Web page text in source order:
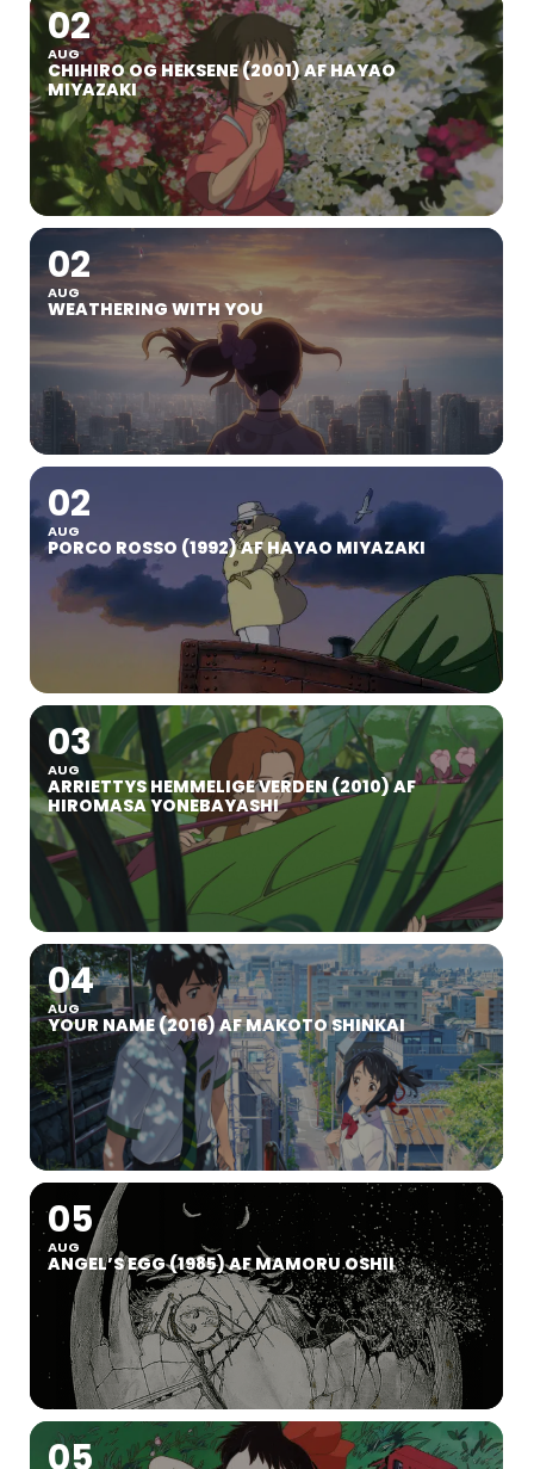
02
AUG
CHIHIRO OG HEKSENE (2001) AF HAYAO
MIYAZAKI
02
AUG
WEATHERING WITH YOU
02
AUG
PORCO ROSSO (1992) AF HAYAO MIYAZAKI
03
AUG
ARRIETTYS HEMMELIGE VERDEN (2010) AF
HIROMASA YONEBAYASHI
04
AUG
YOUR NAME (2016) AF MAKOTO SHINKAI
05
AUG
ANGEL’S EGG (1985) AF MAMORU OSHII
05